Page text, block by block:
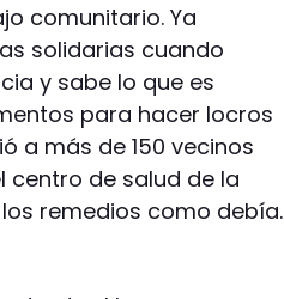
comunitario. Ya
solidarias cuando
y sabe lo que es
para hacer locros
a más de 150 vecinos
centro de salud de la
remedios como debía.